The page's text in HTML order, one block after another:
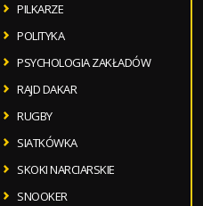
PILKARZE
POLITYKA
PSYCHOLOGIA ZAKŁADÓW
RAJD DAKAR
RUGBY
SIATKÓWKA
SKOKI NARCIARSKIE
SNOOKER